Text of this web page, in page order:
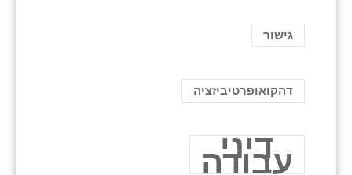
גישור
דהקואופרטיביזציה
דיני
עבודה